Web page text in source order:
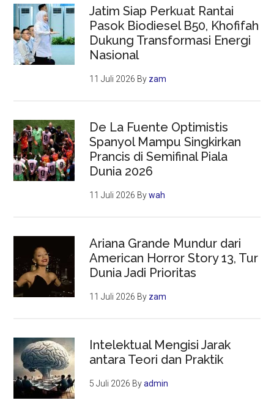
Jatim Siap Perkuat Rantai
Pasok Biodiesel B50, Khofifah
Dukung Transformasi Energi
Nasional
11 Juli 2026 By zam
De La Fuente Optimistis
Spanyol Mampu Singkirkan
Prancis di Semifinal Piala
Dunia 2026
11 Juli 2026 Bywah
Ariana Grande Mundur dari
American Horror Story 13, Tur
Dunia Jadi Prioritas
11 Juli 2026 By zam
Intelektual Mengisi Jarak
antara Teori dan Praktik
5 Juli 2026 Byadmin